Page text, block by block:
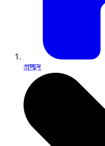
প্রচ্ছদ